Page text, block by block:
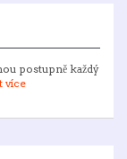
postupně každý
více